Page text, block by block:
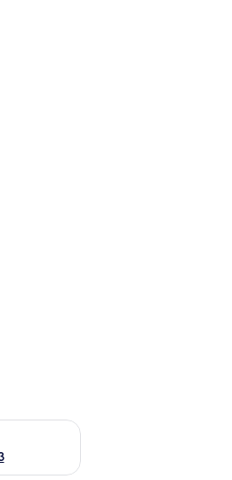
nästa helg aug. 21 - aug. 23